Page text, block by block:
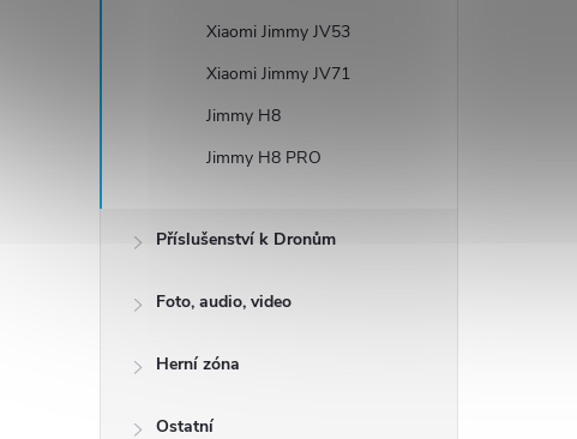
Xiaomi Jimmy JV53
Xiaomi Jimmy JV71
Jimmy H8
Jimmy H8 PRO
Příslušenství k Dronům
Foto, audio, video
Herní zóna
Ostatní